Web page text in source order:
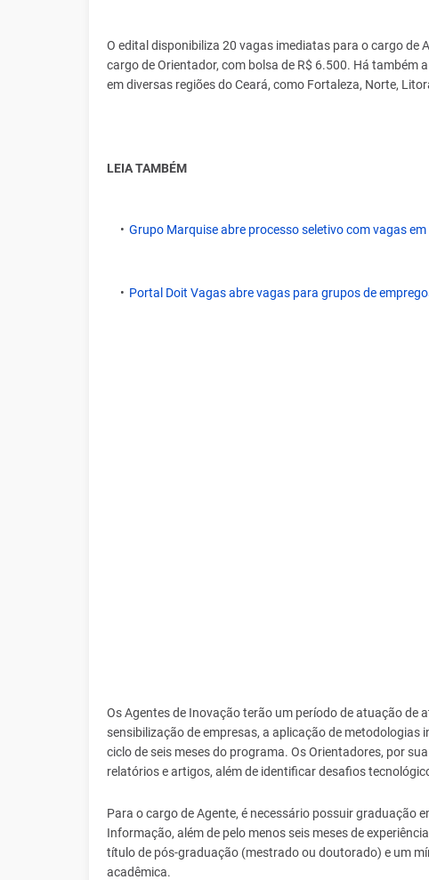
O edital disponibiliza 20 vagas imediatas para o cargo de
cargo de Orientador, com bolsa de R$ 6.500. Há
em diversas regiões do Ceará, como Fortaleza, Norte,
LEIA TAMBÉM
Grupo Marquise abre processo seletivo com vagas
Portal Doit Vagas abre vagas para grupos de
Os Agentes de Inovação terão um período de atuação de
sensibilização de empresas, a aplicação de
ciclo de seis meses do programa. Os Orientadores, por
relatórios e artigos, além de identificar desafios
Para o cargo de Agente, é necessário possuir graduação
Informação, além de pelo menos seis meses de
título de pós-graduação (mestrado ou doutorado) e um
acadêmica.